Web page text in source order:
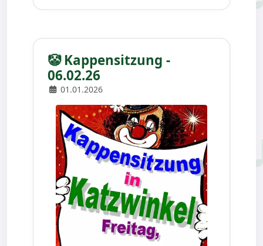
🤡 Kappensitzung -
06.02.26
01.01.2026